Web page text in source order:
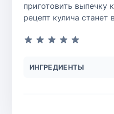
приготовить выпечку
рецепт кулича
ИНГРЕДИЕНТЫ